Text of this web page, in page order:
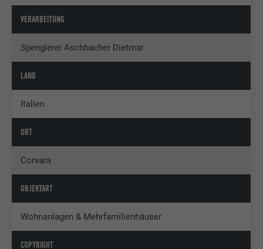
VERARBEITUNG
Spenglerei Aschbacher Dietmar
LAND
Italien
ORT
Corvara
OBJEKTART
Wohnanlagen & Mehrfamilienhäuser
COPYRIGHT